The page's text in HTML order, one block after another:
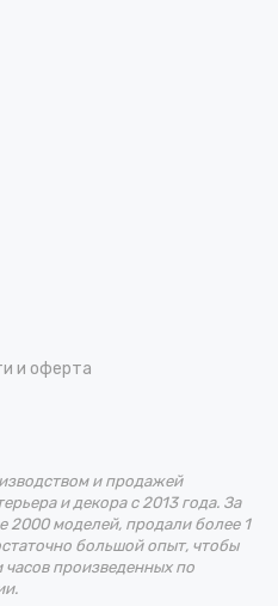
и оферта
и продажей
и декора с 2013 года. За
2000 моделей, продали более 1
большой опыт, чтобы
часов произведенных по